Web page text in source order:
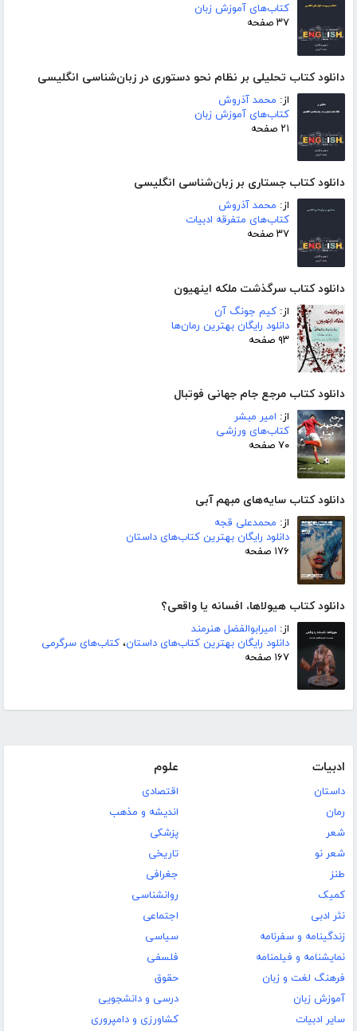
کتاب‌های آموزش زبان
۳۷ صفحه
دانلود کتاب تحلیلی بر نظام نحو دستوری در زبان‌شناسی انگلیسی
از: محمد آذروش
کتاب‌های آموزش زبان
۲۱ صفحه
دانلود کتاب جستاری بر زبان‌شناسی انگلیسی
از: محمد آذروش
کتاب‌های متفرقه ادبیات
۳۷ صفحه
دانلود کتاب سرگذشت ملکه اینهیون
از: کیم جونگ آن
دانلود رایگان بهترین رمان‌ها
۹۳ صفحه
دانلود کتاب مرجع جام جهانی فوتبال
از: امیر مبشر
کتاب‌های ورزشی
۷۰ صفحه
دانلود کتاب سایه‌های مبهم آبی
از: محمدعلی قجه
دانلود رایگان بهترین کتاب‌های داستان
۱۷۶ صفحه
دانلود کتاب هیولاها، افسانه یا واقعی؟
از: امیرابوالفضل هنرمند
دانلود رایگان بهترین کتاب‌های داستان، کتاب‌های سرگرمی
۱۶۷ صفحه
ادبیات
داستان
رمان
شعر
شعر نو
طنز
کمیک
نثر ادبی
زندگینامه و سفرنامه
نمایشنامه و فیلمنامه
فرهنگ لغت و زبان
آموزش زبان
سایر ادبیات
علوم
اقتصادی
اندیشه و مذهب
پزشکی
تاریخی
جغرافی
روانشناسی
اجتماعی
سیاسی
فلسفی
حقوق
درسی و دانشجویی
کشاورزی و دامپروری